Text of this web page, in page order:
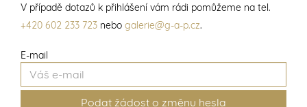
E-mail
V případě dotazů k přihlášení vám rádi pomůžeme na tel.
+420 602 233 723 nebo galerie@g-a-p.cz.